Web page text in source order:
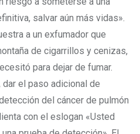
salvar aún más vidas».
a un exfumador que
de cigarrillos y cenizas,
para dejar de fumar.
dar el paso adicional de
del cáncer de pulmón
con el eslogan «Usted